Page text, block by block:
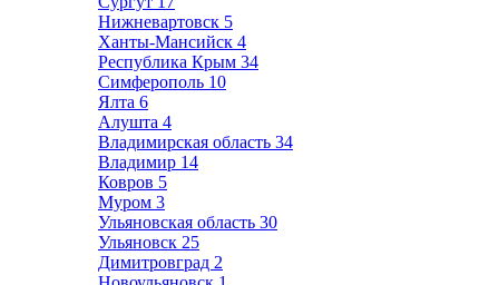
Нижневартовск 5
Ханты-Мансийск 4
Республика Крым 34
Симферополь 10
Ялта 6
Алушта 4
Владимирская область 34
Владимир 14
Ковров 5
Муром 3
Ульяновская область 30
Ульяновск 25
Димитровград 2